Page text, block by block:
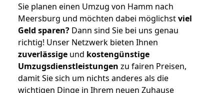
Sie planen einen Umzug von Hamm nach
Meersburg und möchten dabei möglichstviel
Geld sparen? Dann sind Sie bei uns genau
richtig! Unser Netzwerk bieten Ihnen
zuverlässige und kostengünstige
Umzugsdienstleistungen zu fairen Preisen,
damit Sie sich um nichts anderes als die
wichtigen Dinge in Ihrem neuen Zuhause